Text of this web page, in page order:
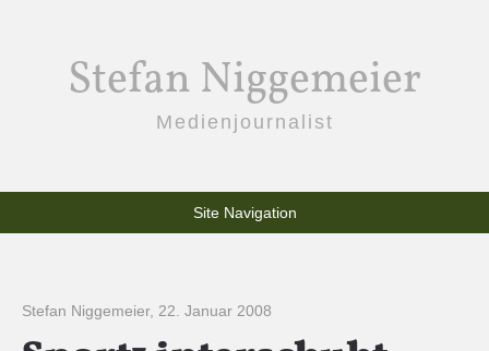
Stefan Niggemeier
Medienjournalist
Site Navigation
Stefan Niggemeier, 22. Januar 2008